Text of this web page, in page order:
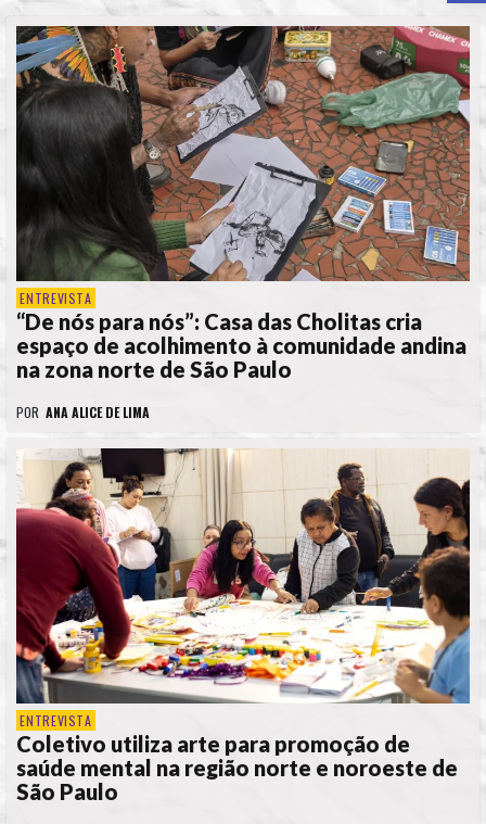
ENTREVISTA
“De nós para nós”: Casa das Cholitas cria
espaço de acolhimento à comunidade andina
na zona norte de São Paulo
POR ANA ALICE DE LIMA
ENTREVISTA
Coletivo utiliza arte para promoção de
saúde mental na região norte e noroeste de
São Paulo